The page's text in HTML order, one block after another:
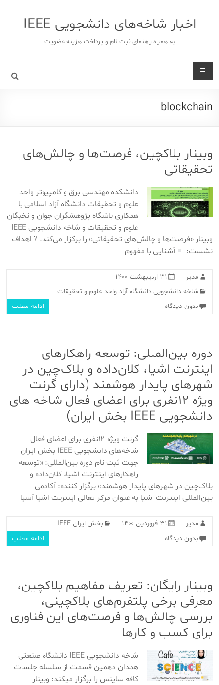
اخبار شاخه‌های دانشجویی IEEE
به همراه راهنمای ثبت نام و پرداخت هزینه عضویت
blockchain
وبینار بلاکچین، فرصت‌ها و چالش‌های
تحقیقاتی
دانشکده مهندسی برق و کامپیوتر واحد
علوم و تحقیقات دانشگاه آزاد اسلامی با
همکاری باشگاه پژوهشگران جوان و نخبگان
علوم و تحقیقات و شاخه دانشجویی IEEE
وبینار «فرصت‌ها و چالش‌های تحقیقاتی» را برگزار می‌کند. ? اهداف
نشست:
آشنایی با مفهوم
مدیر
۳۱ اردیبهشت ۱۴۰۰
شاخه دانشجویی دانشگاه آزاد واحد علوم و تحقیقات
بدون دیدگاه
ادامه مطلب
دوره بین‌المللی: توسعه راهکارهای
اینترنت اشیا، کلان‌داده و بلاک‌چین در
شهرهای پایدار هوشمند (دارای گرنت
ویژه ۱۲نفری برای اعضای فعال شاخه های
دانشجویی IEEE بخش ایران)
گرنت ویژه ۱۲نفری برای اعضای فعال
شاخه‌های دانشجویی IEEE بخش ایران
جهت ثبت نام دوره بین‌المللی: «توسعه
راهکارهای اینترنت اشیا، کلان‌داده و
بلاک‌چین در شهرهای پایدار هوشمند» برگزار کننده: آکادمی
بین‌المللی اینترنت اشیا به عنوان مرکز تعالی اینترنت اشیا آسیا
مدیر ۳۱ فروردین ۱۴۰۰
بخش ایران IEEE
بدون دیدگاه
ادامه مطلب
وبینار رایگان: تعریف مفاهیم بلاکچین،
معرفی برخی پلتفرم‌های بلاکچینی،
بررسی چالش‌ها و فرصت‌های این فناوری
برای کسب و کارها
شاخه دانشجویی IEEE دانشگاه صنعتی
همدان دهمین قسمت از سلسله جلسات
کافه ساینس را برگزار میکند: وبینار